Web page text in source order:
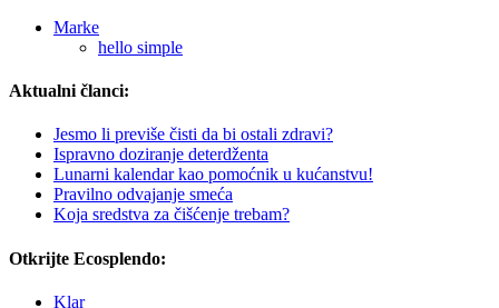
Marke
hello simple
Aktualni članci:
Jesmo li previše čisti da bi ostali zdravi?
Ispravno doziranje deterdženta
Lunarni kalendar kao pomoćnik u kućanstvu!
Pravilno odvajanje smeća
Koja sredstva za čišćenje trebam?
Otkrijte Ecosplendo:
Klar